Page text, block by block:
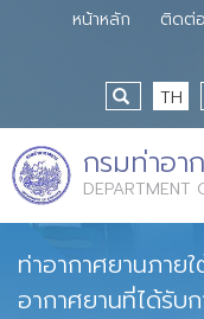
หน้าหลัก ติดต่อ
TH
กรมท่าอา
DEPARTMENT
ท่าอากาศยานภาย
อากาศยานที่ได้รับ